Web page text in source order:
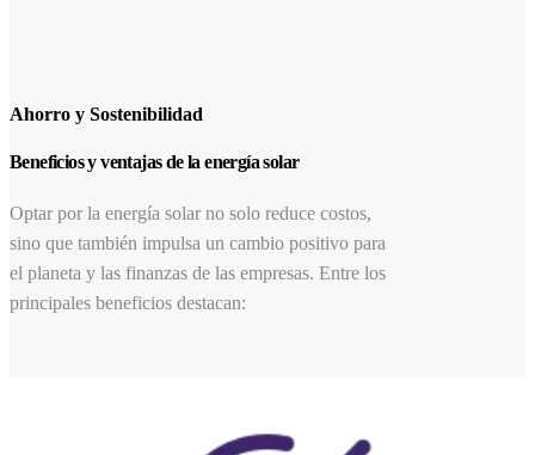
Ahorro y Sostenibilidad
Beneficios y ventajas de la energía solar
Optar por la energía solar no solo reduce costos,
sino que también impulsa un cambio positivo para
el planeta y las finanzas de las empresas. Entre los
principales beneficios destacan: